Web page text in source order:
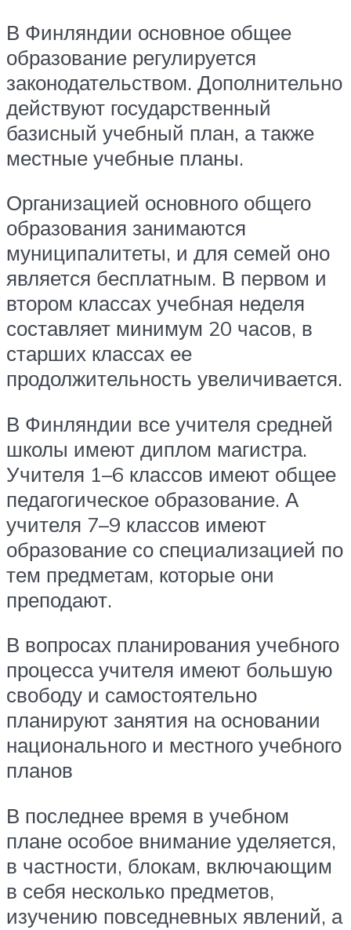
В Финляндии основное общее
образование регулируется
законодательством. Дополнительно
действуют государственный
базисный учебный план, а также
местные учебные планы.
Организацией основного общего
образования занимаются
муниципалитеты, и для семей оно
является бесплатным. В первом и
втором классах учебная неделя
составляет минимум 20 часов, в
старших классах ее
продолжительность увеличивается.
В Финляндии все учителя средней
школы имеют диплом магистра.
Учителя 1–6 классов имеют общее
педагогическое образование. А
учителя 7–9 классов имеют
образование со специализацией по
тем предметам, которые они
преподают.
В вопросах планирования учебного
процесса учителя имеют большую
свободу и самостоятельно
планируют занятия на основании
национального и местного учебного
планов
В последнее время в учебном
плане особое внимание уделяется,
в частности, блокам, включающим
в себя несколько предметов,
изучению повседневных явлений, а